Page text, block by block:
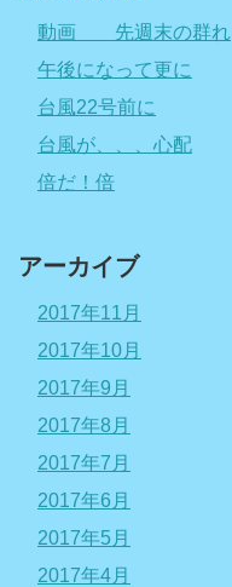
動画 先週末の群れ
午後になって更に
台風22号前に
台風が、、、心配
倍だ！倍
アーカイブ
2017年11月
2017年10月
2017年9月
2017年8月
2017年7月
2017年6月
2017年5月
2017年4月